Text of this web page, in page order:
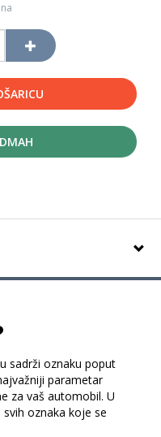
sadrži oznaku poput
parametar
za vaš automobil. U
oznaka koje se